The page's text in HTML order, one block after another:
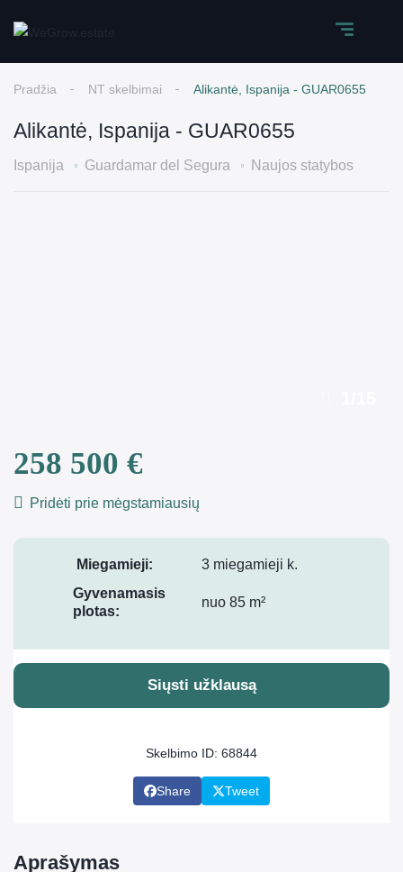
Pradžia NT skelbimai Alikantė, Ispanija - GUAR0655
Alikantė, Ispanija - GUAR0655
Ispanija Guardamar del Segura Naujos statybos
258 500 €
Pridėti prie mėgstamiausių
Miegamieji:
3 miegamieji k.
Gyvenamasis
plotas:
nuo 85 m²
Siųsti užklausą
Skelbimo ID: 68844
Share Tweet
Aprašymas